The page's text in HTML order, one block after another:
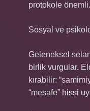
protokole
Sosyal ve
Geleneksel
birlik vurgular.
kırabilir:
“mesafe” hissi